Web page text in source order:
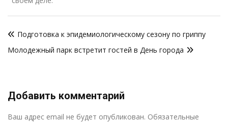
по
записям
Подготовка к эпидемиологическому сезону по гриппу
Молодежный парк встретит гостей в День города
Добавить комментарий
Ваш адрес email не будет опубликован. Обязательные